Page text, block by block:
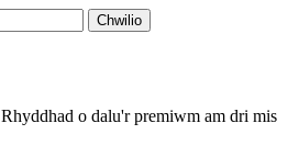
Chwilio
Rhyddhad o dalu'r premiwm am dri mis